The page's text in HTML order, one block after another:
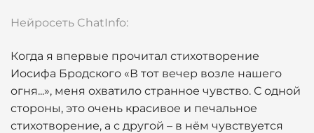
Нейросеть ChatInfo:
Когда я впервые прочитал стихотворение
Иосифа Бродского «В тот вечер возле нашего
огня...», меня охватило странное чувство. С одной
стороны, это очень красивое и печальное
стихотворение, а с другой – в нём чувствуется